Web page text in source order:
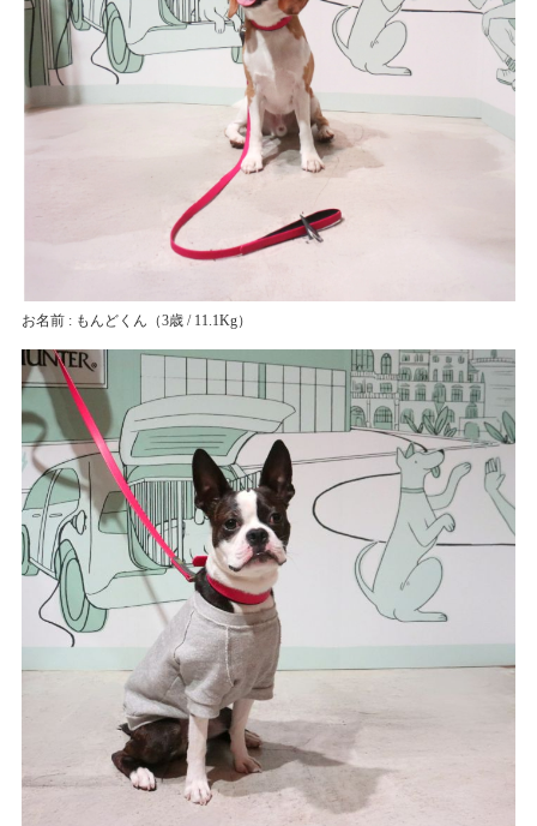
お名前 : もんどくん （3歳 / 11.1Kg）